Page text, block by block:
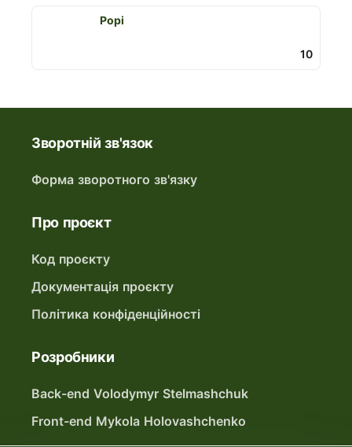
10
Рорі
Зворотній зв'язок
Форма зворотного зв'язку
Про проєкт
Код проєкту
Документація проєкту
Політика конфіденційності
Розробники
Back-end Volodymyr Stelmashchuk
Front-end Mykola Holovashchenko